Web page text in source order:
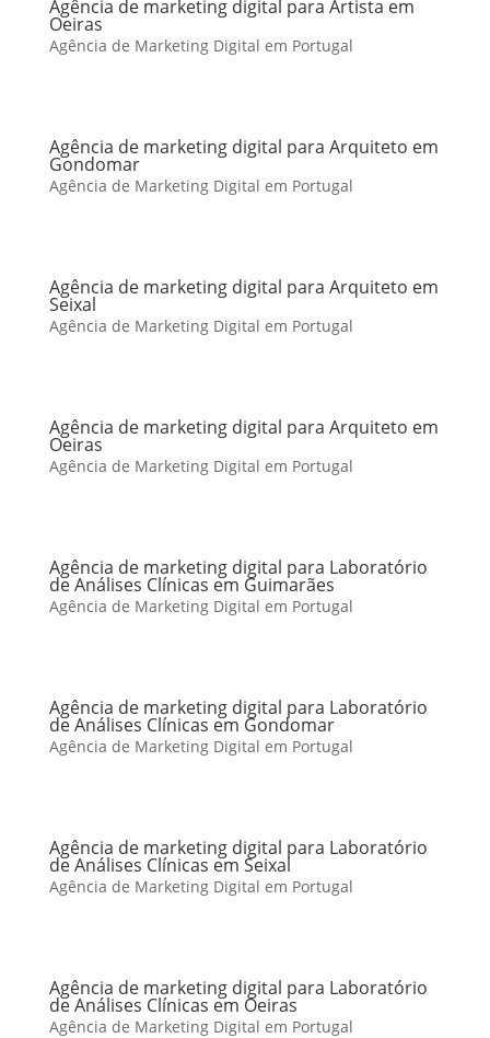
Agência de marketing digital para Artista em
Oeiras
Agência de Marketing Digital em Portugal
Agência de marketing digital para Arquiteto em
Gondomar
Agência de Marketing Digital em Portugal
Agência de marketing digital para Arquiteto em
Seixal
Agência de Marketing Digital em Portugal
Agência de marketing digital para Arquiteto em
Oeiras
Agência de Marketing Digital em Portugal
Agência de marketing digital para Laboratório
de Análises Clínicas em Guimarães
Agência de Marketing Digital em Portugal
Agência de marketing digital para Laboratório
de Análises Clínicas em Gondomar
Agência de Marketing Digital em Portugal
Agência de marketing digital para Laboratório
de Análises Clínicas em Seixal
Agência de Marketing Digital em Portugal
Agência de marketing digital para Laboratório
de Análises Clínicas em Oeiras
Agência de Marketing Digital em Portugal